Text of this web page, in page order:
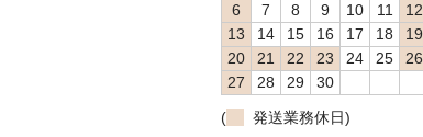
6
7 8 9 10 11
12
13
14 15 16 17 18
19
20
21 22 23 24 25
26
27
28 29
30
(
発送業務休日)